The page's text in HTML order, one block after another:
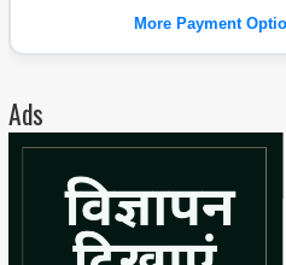
More Payment
Ads